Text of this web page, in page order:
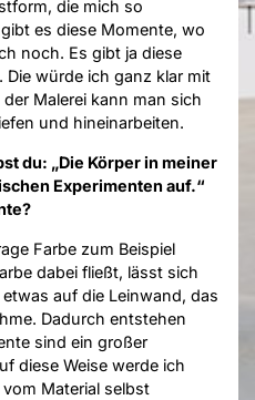
die mich so
es diese Momente, wo
noch. Es gibt ja diese
Die würde ich ganz klar mit
Malerei kann man sich
und hineinarbeiten.
du: „Die Körper in meiner
Experimenten auf.“
Farbe zum Beispiel
dabei fließt, lässt sich
auf die Leinwand, das
Dadurch entstehen
sind ein großer
diese Weise werde ich
Material selbst